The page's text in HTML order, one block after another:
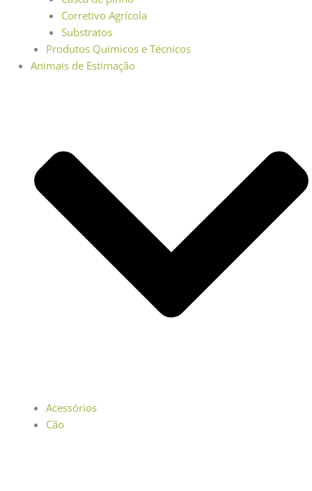
Corretivo Agrícola
Substratos
Produtos Químicos e Técnicos
Animais de Estimação
Acessórios
Cão